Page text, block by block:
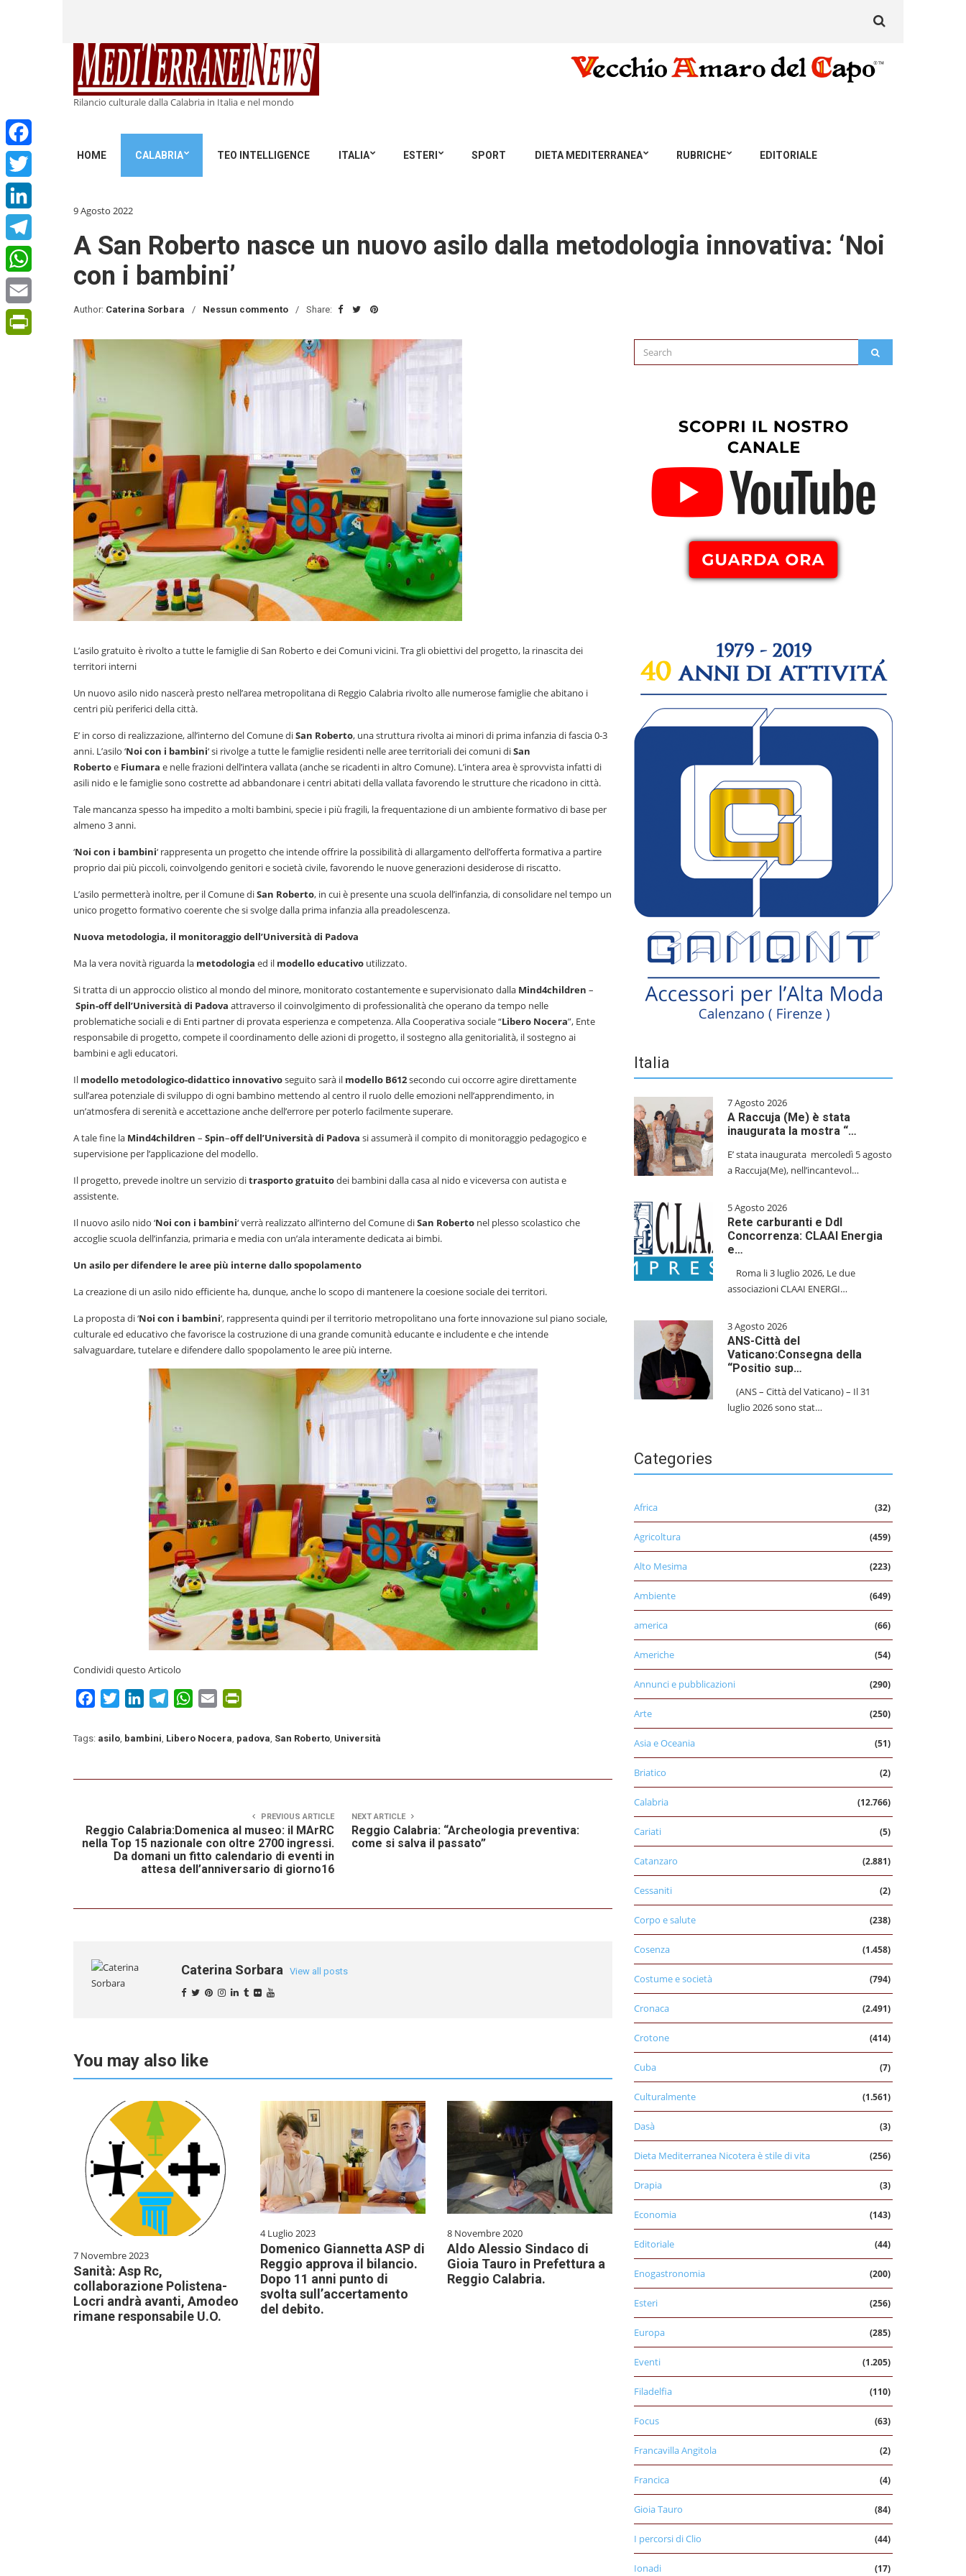
Rilancio culturale dalla Calabria in Italia e nel mondo
HOME CALABRIA TEO INTELLIGENCE ITALIA ESTERI SPORT DIETA MEDITERRANEA RUBRICHE EDITORIALE
for:
Facebook
Twitter
LinkedIn
Telegram
WhatsApp
Email
9 Agosto 2022
A San Roberto nasce un nuovo asilo dalla metodologia innovativa: ‘Noi
con i bambini’
Author: Caterina Sorbara Nessun commento Share:
L’asilo gratuito è rivolto a tutte le famiglie di San Roberto e dei Comuni vicini. Tra gli obiettivi del progetto, la rinascita dei
territori interni
Un nuovo asilo nido nascerà presto nell’area metropolitana di Reggio Calabria rivolto alle numerose famiglie che abitano i
centri più periferici della città.
E’ in corso di realizzazione, all’interno del Comune diSan Roberto, una struttura rivolta ai minori di prima infanzia di fascia 0-3
anni. L’asilo ‘Noi con i bambini‘ si rivolge a tutte le famiglie residenti nelle aree territoriali dei comuni diSan
Robertoe Fiumara e nelle frazioni dell’intera vallata (anche se ricadenti in altro Comune). L’intera area è sprovvista infatti di
asili nido e le famiglie sono costrette ad abbandonare i centri abitati della vallata favorendo le strutture che ricadono in città.
Tale mancanza spesso ha impedito a molti bambini, specie i più fragili, la frequentazione di un ambiente formativo di base per
almeno 3 anni.
‘Noi con i bambini‘ rappresenta un progetto che intende offrire la possibilità di allargamento dell’offerta formativa a partire
proprio dai più piccoli, coinvolgendo genitori e società civile, favorendo le nuove generazioni desiderose di riscatto.
L’asilo permetterà inoltre, per il Comune diSan Roberto, in cui è presente una scuola dell’infanzia, di consolidare nel tempo un
unico progetto formativo coerente che si svolge dalla prima infanzia alla preadolescenza.
Nuova metodologia, il monitoraggio dell’Università di Padova
Ma la vera novità riguarda la metodologia ed il modello educativo utilizzato.
Si tratta di un approccio olistico al mondo del minore, monitorato costantemente e supervisionato dalla Mind4children –
Spin-offdell’Università di Padova attraverso il coinvolgimento di professionalità che operano da tempo nelle
problematiche sociali e di Enti partner di provata esperienza e competenza. Alla Cooperativa sociale “Libero Nocera”, Ente
responsabile di progetto, compete il coordinamento delle azioni di progetto, il sostegno alla genitorialità, il sostegno ai
bambini e agli educatori.
Il modello metodologico-didattico innovativoseguito sarà il modello B612secondo cui occorre agire direttamente
sull’area potenziale di sviluppo di ogni bambino mettendo al centro il ruolo delle emozioni nell’apprendimento, in
un’atmosfera di serenità e accettazione anche dell’errore per poterlo facilmente superare.
A tale fine la Mind4children – Spin–offdell’Università di Padova si assumerà il compito di monitoraggio pedagogico e
supervisione per l’applicazione del modello.
Il progetto, prevede inoltre un servizio ditrasporto gratuitodei bambini dalla casa al nido e viceversa con autista e
assistente.
Il nuovo asilo nido ‘Noi con i bambini‘ verrà realizzato all’interno del Comune diSan Roberto nel plesso scolastico che
accoglie scuola dell’infanzia, primaria e media con un’ala interamente dedicata ai bimbi.
Un asilo per difendere le aree più interne dallo spopolamento
La creazione di un asilo nido efficiente ha, dunque, anche lo scopo di mantenere la coesione sociale dei territori.
La proposta di ‘Noi con i bambini‘, rappresenta quindi per il territorio metropolitano una forte innovazione sul piano sociale,
culturale ed educativo che favorisce la costruzione di una grande comunità educante e includente e che intende
salvaguardare, tutelare e difendere dallo spopolamento le aree più interne.
Condividi questo Articolo
FacebookTwitterLinkedInTelegramWhatsApp
Email
Tags: asilo, bambini, Libero Nocera, padova, San Roberto, Università
PREVIOUS ARTICLE
Reggio Calabria:Domenica al museo: il MArRC
nella Top 15 nazionale con oltre 2700 ingressi.
Da domani un fitto calendario di eventi in
attesa dell’anniversario di giorno16
NEXT ARTICLE
Reggio Calabria: “Archeologia preventiva:
come si salva il passato”
Caterina Sorbara View all posts
You may also like
7 Novembre 2023
Sanità: Asp Rc,
collaborazione Polistena-
Locri andrà avanti, Amodeo
rimane responsabile U.O.
4 Luglio 2023
Domenico Giannetta ASP di
Reggio approva il bilancio.
Dopo 11 anni punto di
svolta sull’accertamento
del debito.
8 Novembre 2020
Aldo Alessio Sindaco di
Gioia Tauro in Prefettura a
Reggio Calabria.
Search
for:
Italia
7 Agosto 2026
A Raccuja (Me) è stata
inaugurata la mostra “…
E’ stata inaugurata mercoledì 5 agosto
a Raccuja(Me), nell’incantevol…
5 Agosto 2026
Rete carburanti e Ddl
Concorrenza: CLAAI Energia
e…
​Roma li 3 luglio 2026, Le due
associazioni CLAAI ENERGI…
3 Agosto 2026
ANS-Città del
Vaticano:Consegna della
“Positio sup…
(ANS – Città del Vaticano) – Il 31
luglio 2026 sono stat…
Categories
Africa (32)
Agricoltura (459)
Alto Mesima (223)
Ambiente (649)
america (66)
Americhe (54)
Annunci e pubblicazioni (290)
Arte (250)
Asia e Oceania (51)
Briatico (2)
Calabria (12.766)
Cariati (5)
Catanzaro (2.881)
Cessaniti (2)
Corpo e salute (238)
Cosenza (1.458)
Costume e società (794)
Cronaca (2.491)
Crotone (414)
Cuba (7)
Culturalmente (1.561)
Dasà (3)
Dieta Mediterranea Nicotera è stile di vita (256)
Drapia (3)
Economia (143)
Editoriale (44)
Enogastronomia (200)
Esteri (256)
Europa (285)
Eventi (1.205)
Filadelfia (110)
Focus (63)
Francavilla Angitola (2)
Francica (4)
Gioia Tauro (84)
I percorsi di Clio (44)
Ionadi (17)